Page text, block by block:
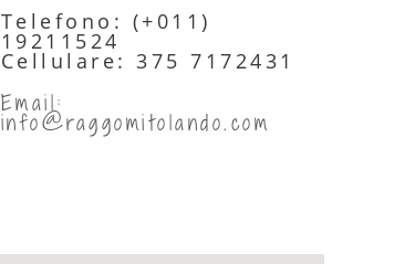
Telefono: (+011)
19211524
Cellulare: 375 7172431
Email:
info@raggomitolando.com